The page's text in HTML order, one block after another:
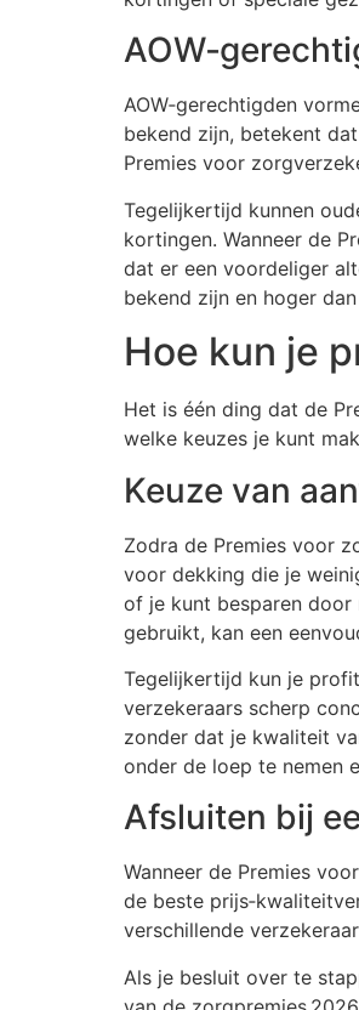
AOW‑gerechtigden
bekend zijn, betekent
Premies voor
Tegelijkertijd kunnen
kortingen. Wanneer de
dat er een voordeliger
bekend zijn en hoger
Hoe kun je
Het is één ding dat de
welke keuzes je kunt
Keuze van
Zodra de Premies voor
voor dekking die je
of je kunt besparen door
gebruikt, kan een
Tegelijkertijd kun je
verzekeraars scherp
zonder dat je kwaliteit
onder de loep te nemen
Afsluiten bij
Wanneer de Premies
de beste
verschillende
Als je besluit over te